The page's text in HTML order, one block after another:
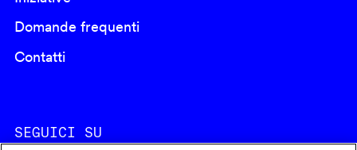
Domande frequenti
Contatti
SEGUICI SU